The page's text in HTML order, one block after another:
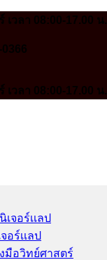
เวลา 08:00-17.00 น.
เวลา 08:00-17.00 น.
จอร์เเลป
อร์เเลป
มือวิทย์ศาสตร์